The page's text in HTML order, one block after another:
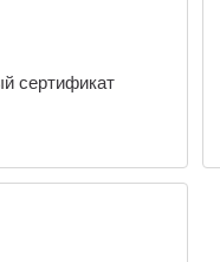
сертификат